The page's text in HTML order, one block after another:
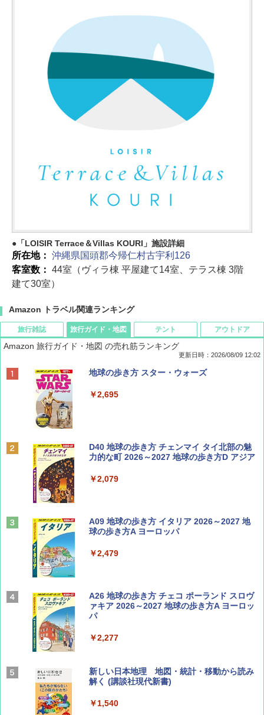
「LOISIR Terrace＆Villas KOURI」施設詳細
所在地： 沖縄県国頭郡今帰仁村古宇利126
客室数： 44室（ヴィラ棟 平屋建て14室、テラス棟 3階
建て30室）
Amazon トラベル関連ランキング
旅行雑誌
BE-PAL(ビ-パル) 2026年 9 月号【特別付録:
ディズニーファン ２０２６年 ９月号 [雑
誌] (ＤＩＳＮＥＹ ＦＡＮ)
￥713
山と溪谷 2026年8月号「南アルプス大全」
Coyote No.89 特集 星野道夫 夢見る旅
￥1,540
AIRLINE（エアライン）2026年9月号【特
集】ボーイング110周年を祝して！
￥1,760
旅行ガイド・地図
Amazon 旅行ガイド・地図 の売れ筋ランキング
更新日時：2026/08/09 12:02
地球の歩き方 スター・ウォーズ
￥2,695
D40 地球の歩き方 チェンマイ タイ北部の魅
力的な町 2026～2027 地球の歩き方D アジア
￥2,079
A09 地球の歩き方 イタリア 2026～2027 地
球の歩き方A ヨーロッパ
￥2,479
A26 地球の歩き方 チェコ ポーランド スロヴ
ァキア 2026～2027 地球の歩き方A ヨーロッ
パ
￥2,277
新しい日本地理 地図・統計・移動から読み
解く (講談社現代新書)
￥1,540
テント アウトドア